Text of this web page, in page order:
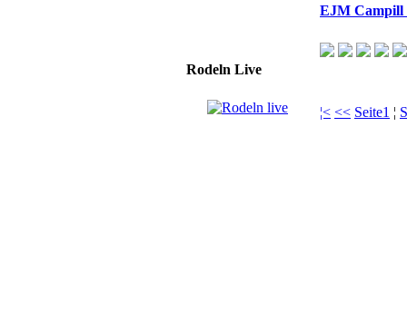
Rodeln Live
EJM Campill
¦< << Seite1 ¦